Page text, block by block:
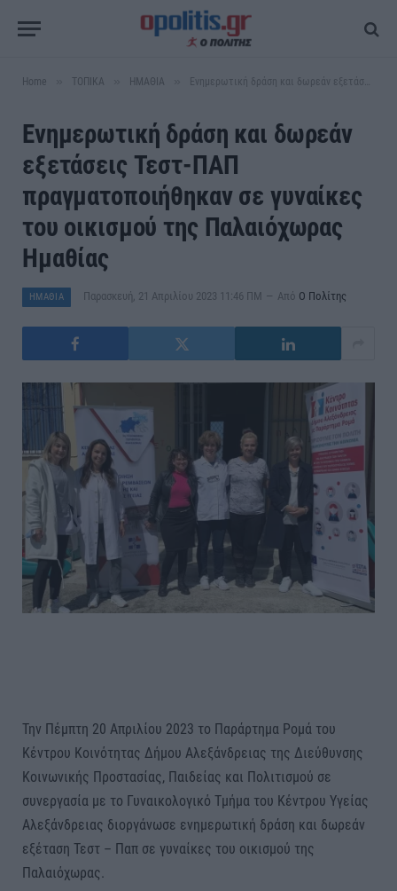
Home ΤΟΠΙΚΑ ΗΜΑΘΙΑ Ενημερωτική δράση και δωρεάν εξετάσεις Τεστ-ΠΑΠ πραγματοποιήθηκαν σε γυναίκες του οικισμού της Παλαιόχωρας Ημαθίας
Ενημερωτική δράση και δωρεάν
εξετάσεις Τεστ-ΠΑΠ
πραγματοποιήθηκαν σε γυναίκες
του οικισμού της Παλαιόχωρας
Ημαθίας
ΗΜΑΘΙΑ Παρασκευή, 21 Απριλίου 2023 11:46 ΠΜ Από Ο Πολίτης
Την Πέμπτη 20 Απριλίου 2023 το Παράρτημα Ρομά του
Κέντρου Κοινότητας Δήμου Αλεξάνδρειας της Διεύθυνσης
Κοινωνικής Προστασίας, Παιδείας και Πολιτισμού σε
συνεργασία με τo Γυναικολογικό Τμήμα του Κέντρου Υγείας
Αλεξάνδρειας διοργάνωσε ενημερωτική δράση και δωρεάν
εξέταση Τεστ – Παπ σε γυναίκες του οικισμού της
Παλαιόχωρας.